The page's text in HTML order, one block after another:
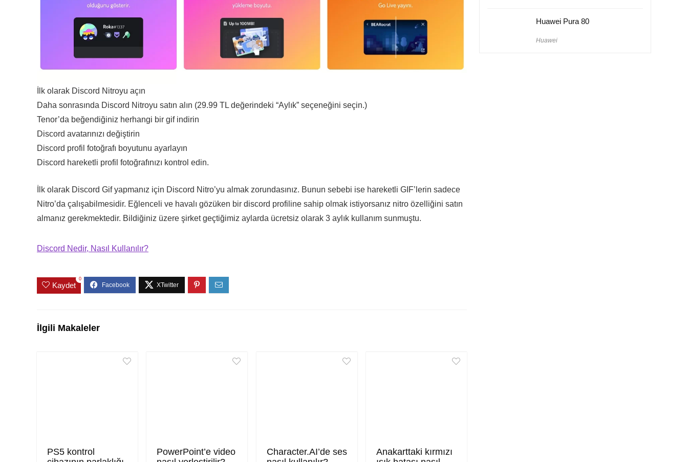
İlk olarak Discord Nitroyu açın
Daha sonrasında Discord Nitroyu satın alın (29.99 TL değerindeki “Aylık” seçeneğini seçin.)
Tenor’da beğendiğiniz herhangi bir gif indirin
Discord avatarınızı değiştirin
Discord profil fotoğrafı boyutunu ayarlayın
Discord hareketli profil fotoğrafınızı kontrol edin.
İlk olarak Discord Gif yapmanız için Discord Nitro’yu almak zorundasınız. Bunun sebebi ise hareketli GIF’lerin sadece
Nitro’da çalışabilmesidir. Eğlenceli ve havalı gözüken bir discord profiline sahip olmak istiyorsanız nitro özelliğini satın
almanız gerekmektedir. Bildiğiniz üzere şirket geçtiğimiz aylarda ücretsiz olarak 3 aylık kullanım sunmuştu.
Discord Nedir, Nasıl Kullanılır?
Kaydet
0
İlgili Makaleler
PS5 kontrol
PowerPoint’e video
Character.AI’de ses
Anakarttaki kırmızı
Huawei Pura 80
Huawei